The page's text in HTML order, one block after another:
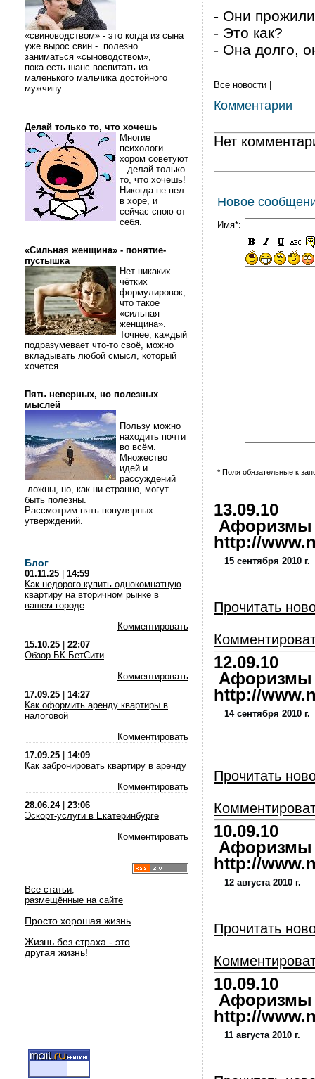
«свиноводством» - это когда из сына
уже вырос свин - полезно
заниматься «сыноводством»,
пока есть шанс воспитать из
маленького мальчика достойного
мужчину.
Делай только то, что хочешь
Многие
психологи
хором советуют
– делай только
то, что хочешь!
Никогда не пел
в хоре, и
сейчас спою от
себя.
«Сильная женщина» - понятие-
пустышка
Нет никаких
чётких
формулировок,
что такое
«сильная
женщина».
Точнее, каждый
подразумевает что-то своё, можно
вкладывать любой смысл, который
хочется.
Пять неверных, но полезных
мыслей
Пользу можно
находить почти
во всём.
Множество
идей и
рассуждений
ложны, но, как ни странно, могут
быть полезны.
Рассмотрим пять популярных
утверждений.
Блог
01.11.25
14:59
Как недорого купить однокомнатную
квартиру на вторичном рынке в
вашем городе
Комментировать
15.10.25
22:07
Обзор БК БетСити
Комментировать
17.09.25
14:27
Как оформить аренду квартиры в
налоговой
Комментировать
17.09.25
14:09
Как забронировать квартиру в аренду
Комментировать
28.06.24| 23:06
Эскорт-услуги в Екатеринбурге
Комментировать
Все статьи,
размещённые на сайте
Просто хорошая жизнь
Жизнь без страха - это
другая жизнь!
- Они
- Это как?
- Она долго,
Все новости
Комментарии
Нет
Новое
Имя*:
* Поля обязательные к
13.09.10
Афоризмы
http://
15 сентября 2010 г.
Прочитать
12.09.10
Афоризмы
http://
14 сентября 2010 г.
Прочитать
10.09.10
Афоризмы
http://
12 августа 2010 г.
Прочитать
10.09.10
Афоризмы
http://
11 августа 2010 г.